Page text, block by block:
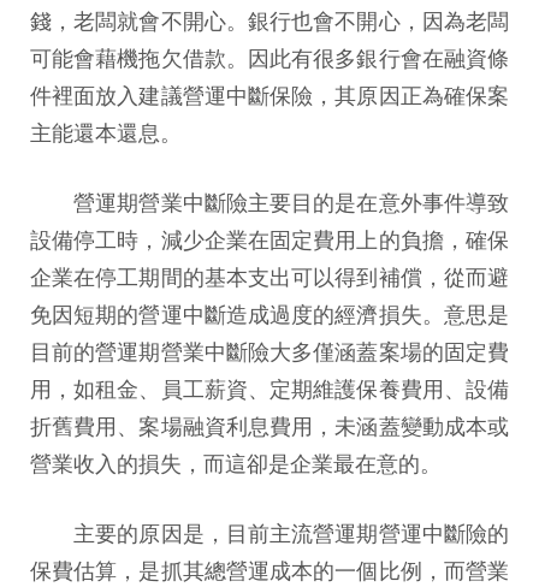
錢，老闆就會不開心。銀行也會不開心，因為老闆
可能會藉機拖欠借款。因此有很多銀行會在融資條
件裡面放入建議營運中斷保險，其原因正為確保案
主能還本還息。
營運期營業中斷險主要目的是在意外事件導致
設備停工時，減少企業在固定費用上的負擔，確保
企業在停工期間的基本支出可以得到補償，從而避
免因短期的營運中斷造成過度的經濟損失。意思是
目前的營運期營業中斷險大多僅涵蓋案場的固定費
用，如租金、員工薪資、定期維護保養費用、設備
折舊費用、案場融資利息費用，未涵蓋變動成本或
營業收入的損失，而這卻是企業最在意的。
主要的原因是，目前主流營運期營運中斷險的
保費估算，是抓其總營運成本的一個比例，而營業